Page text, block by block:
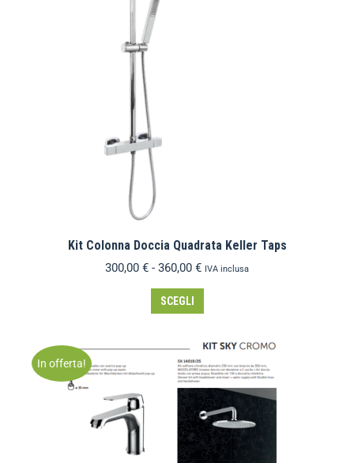
Kit Colonna Doccia Quadrata Keller Taps
300,00 € - 360,00 € IVA inclusa
SCEGLI
In offerta!